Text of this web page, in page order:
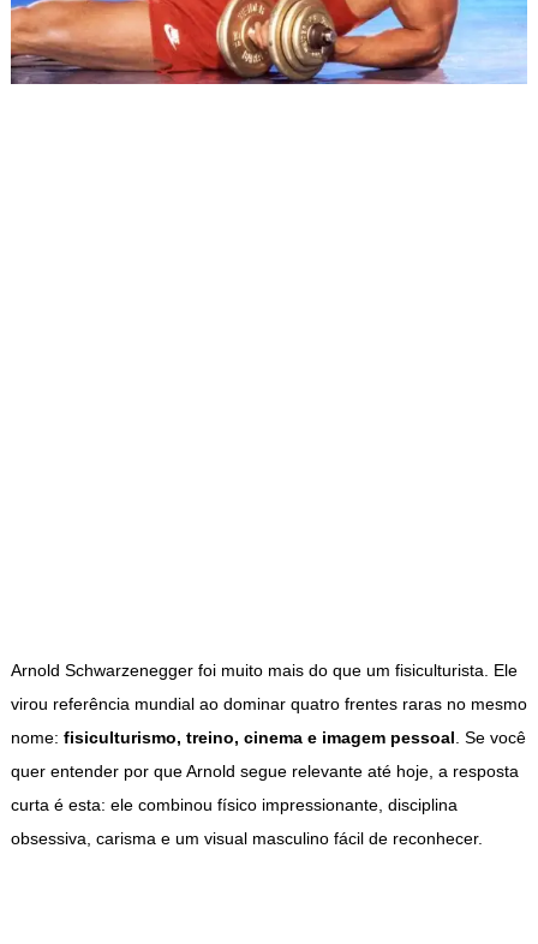
Arnold Schwarzenegger foi muito mais do que um fisiculturista. Ele
virou referência mundial ao dominar quatro frentes raras no mesmo
nome: fisiculturismo, treino, cinema e imagem pessoal . Se você
quer entender por que Arnold segue relevante até hoje, a resposta
curta é esta: ele combinou físico impressionante, disciplina
obsessiva, carisma e um visual masculino fácil de reconhecer.